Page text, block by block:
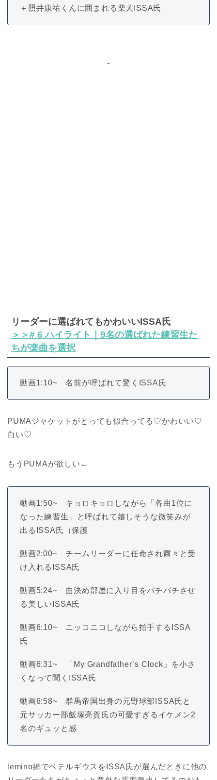
＋照井康祐くんに囲まれる柴犬ISSA氏
リーダーに選ばれてもかわいいISSA氏
＞＞# 6 ハイライト｜9名の選ばれた練習生た
ちが楽曲を選択
動画1:10~ 名前が呼ばれて驚くISSA氏
PUMAジャケットがとっても似合ってる♡かわいい♡
白い♡
もうPUMAが欲しい←
動画1:50~ キョロキョロしながら「各曲1位に
なった練習生」と呼ばれて嬉しそうな微笑みが
出るISSA氏（保護
動画2:00~ チームリーダーに任命され粛々と受
け入れるISSA氏
動画5:24~ 曲決め部屋に入り目をパチパチさせ
る美しいISSA氏
動画6:10~ ニッコニコしながら拍手するISSA
氏
動画6:31~ 「My Grandfather’s Clock」を小さ
くなって聞くISSA氏
動画6:58~ 群馬帝国出身の元野球部ISSA氏と
元サッカー部飯塚亮賀氏の可愛すぎるイケメン2
名のギュッと感
lemino編でベテルギウスをISSA氏が選んだときに他の